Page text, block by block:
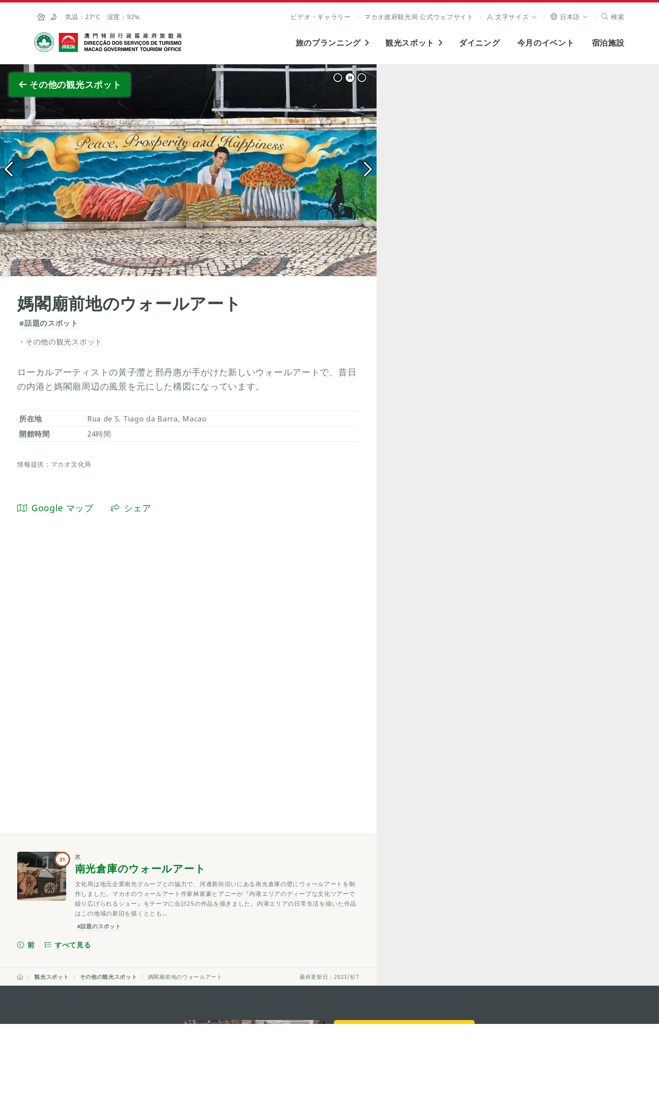
Skip to Main Content
気温： 27°C 湿度： 92% ビデオ・ギャラリー マカオ政府観光局 公式ウェブサイト 文字サイズ 日本語 検索
マカオ政府観光局
旅のプランニング 観光スポット ダイニング 今月のイベント 宿泊施設
その他の観光スポット
全画面表示
媽閣廟前地のウォールアート
#話題のスポット
その他の観光スポット
ローカルアーティストの黃子灃と邢丹惠が手がけた新しいウォールアートで、昔日
の内港と媽閣廟周辺の風景を元にした構図になっています。
所在地
Rua de S. Tiago da Barra, Macao
開館時間
24時間
情報提供：マカオ文化局
Google マップ シェア
31 次
南光倉庫のウォールアート
文化局は地元企業南光グループとの協力で、河邊新街沿いにある南光倉庫の壁にウォールアートを制
作しました。マカオのウォールアート作家林家豪とアニーが『内港エリアのディープな文化ツアーで
繰り広げられるショー』をテーマに合計25の作品を描きました。内港エリアの日常生活を描いた作品
はこの地域の新旧を描くととも...
#話題のスポット
前 すべて見る
最終更新日：2023/8/7
観光スポット その他の観光スポット 媽閣廟前地のウォールアート